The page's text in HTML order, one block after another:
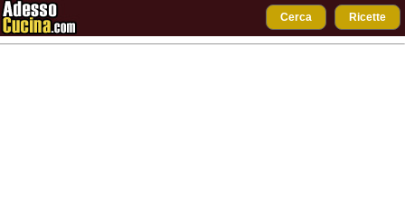
Cerca Ricette